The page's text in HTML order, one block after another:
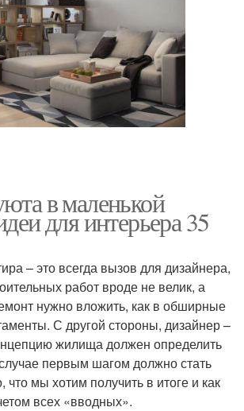
в маленькой
для интерьера 35
– это всегда вызов для дизайнера,
работ вроде не велик, а
нужно вложить, как в обширные
С другой стороны, дизайнер –
жилища должен определить
первым шагом должно стать
что мы хотим получить в итоге и как
всех «вводных».